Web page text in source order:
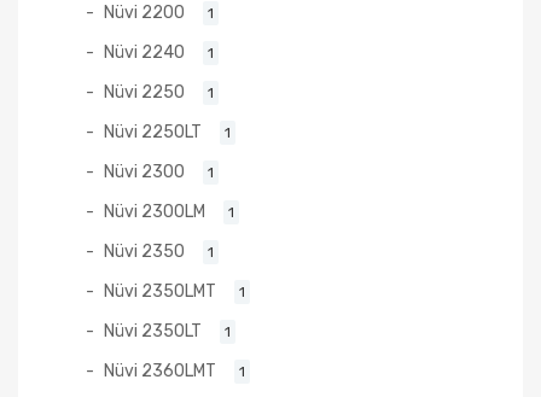
Nüvi 2200 1
Nüvi 2240 1
Nüvi 2250 1
Nüvi 2250LT 1
Nüvi 2300 1
Nüvi 2300LM 1
Nüvi 2350 1
Nüvi 2350LMT 1
Nüvi 2350LT 1
Nüvi 2360LMT 1